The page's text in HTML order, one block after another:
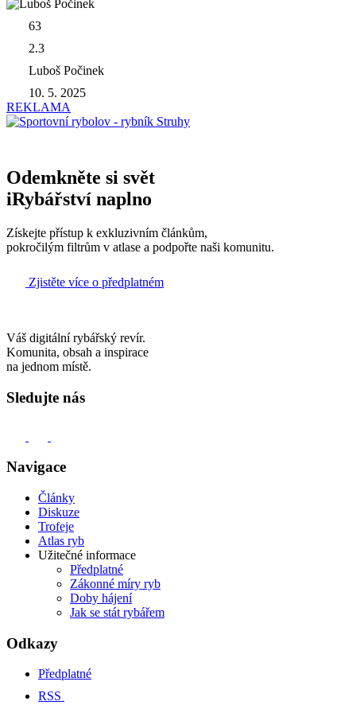
63
2.3
Luboš Počinek
10. 5. 2025
REKLAMA
Odemkněte si svět
iRybářství naplno
Získejte přístup k exkluzivním článkům,
pokročilým filtrům v atlase a podpořte naši komunitu.
Zjistěte více o předplatném
Váš digitální rybářský revír.
Komunita, obsah a inspirace
na jednom místě.
Sledujte nás
Navigace
Články
Diskuze
Trofeje
Atlas ryb
Užitečné informace
Předplatné
Zákonné míry ryb
Doby hájení
Jak se stát rybářem
Odkazy
Předplatné
RSS